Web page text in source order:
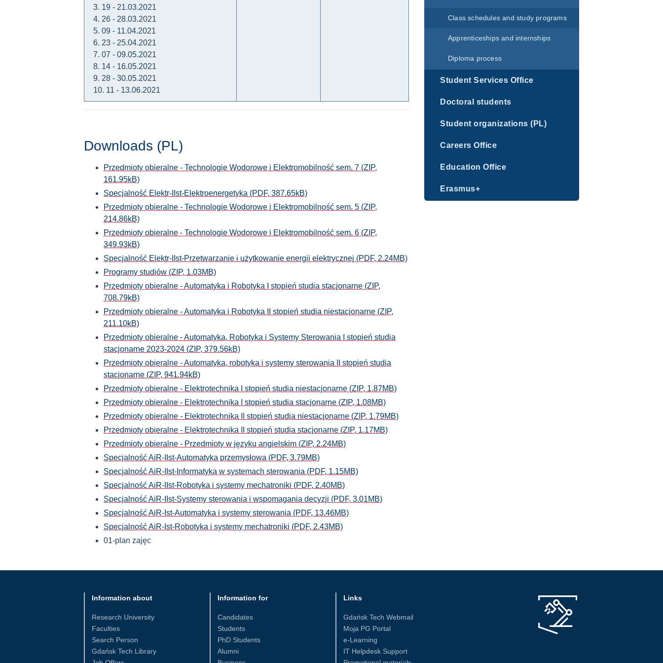
Class schedules and study programs
Apprenticeships and internships
Diploma process
Student Services Office
Doctoral students
Student organizations (PL)
Careers Office
Education Office
Erasmus+
3. 19 - 21.03.2021
4. 26 - 28.03.2021
5. 09 - 11.04.2021
6. 23 - 25.04.2021
7. 07 - 09.05.2021
8. 14 - 16.05.2021
9. 28 - 30.05.2021
10. 11 - 13.06.2021
Downloads (PL)
Przedmioty obieralne - Technologie Wodorowe i Elektromobilność sem. 7 (ZIP,
161.95kB)
Specjalność Elektr-IIst-Elektroenergetyka (PDF, 387.65kB)
Przedmioty obieralne - Technologie Wodorowe i Elektromobilność sem. 5 (ZIP,
214.86kB)
Przedmioty obieralne - Technologie Wodorowe i Elektromobilność sem. 6 (ZIP,
349.93kB)
Specjalność Elektr-IIst-Przetwarzanie i użytkowanie energii elektrycznej (PDF, 2.24MB)
Programy studiów (ZIP, 1.03MB)
Przedmioty obieralne - Automatyka i Robotyka I stopień studia stacjonarne (ZIP,
708.79kB)
Przedmioty obieralne - Automatyka i Robotyka II stopień studia niestacjonarne (ZIP,
211.10kB)
Przedmioty obieralne - Automatyka, Robotyka i Systemy Sterowania I stopień studia
stacjonarne 2023-2024 (ZIP, 379.56kB)
Przedmioty obieralne - Automatyka, robotyka i systemy sterowania II stopień studia
stacjonarne (ZIP, 941.94kB)
Przedmioty obieralne - Elektrotechnika I stopień studia niestacjonarne (ZIP, 1.87MB)
Przedmioty obieralne - Elektrotechnika I stopień studia stacjonarne (ZIP, 1.08MB)
Przedmioty obieralne - Elektrotechnika II stopień studia niestacjonarne (ZIP, 1.79MB)
Przedmioty obieralne - Elektrotechnika II stopień studia stacjonarne (ZIP, 1.17MB)
Przedmioty obieralne - Przedmioty w języku angielskim (ZIP, 2.24MB)
Specjalność AiR-IIst-Automatyka przemysłowa (PDF, 3.79MB)
Specjalność AiR-IIst-Informatyka w systemach sterowania (PDF, 1.15MB)
Specjalność AiR-IIst-Robotyka i systemy mechatroniki (PDF, 2.40MB)
Specjalność AiR-IIst-Systemy sterowania i wspomagania decyzji (PDF, 3.01MB)
Specjalność AiR-Ist-Automatyka i systemy sterowania (PDF, 13.46MB)
Specjalność AiR-Ist-Robotyka i systemy mechatroniki (PDF, 2.43MB)
01-plan zajęc
Information about
Research University
Faculties
Search Person
Gdańsk Tech Library
Information for
Candidates
Students
PhD Students
Alumni
Links
Gdańsk Tech Webmail
Moja PG Portal
e-Learning
IT Helpdesk Support